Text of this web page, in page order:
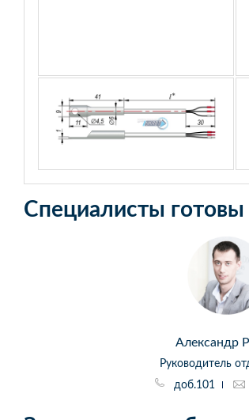
Специалисты
Александр
Руководитель
доб.101